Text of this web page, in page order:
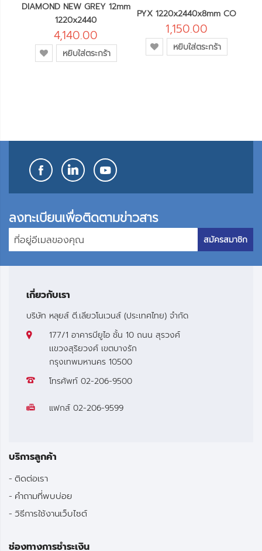
DIAMOND NEW GREY 12mm
1220x2440
4,140.00
เพิ่ม
หยิบใส่ตระกร้า
PYX 1220x2440x8mm CO
1,150.00
เพิ่ม
หยิบใส่ตระกร้า
ลงทะเบียนเพื่อติดตามข่าวสาร
สมัครสมาชิก
เกี่ยวกับเรา
บริษัท หลุยส์ ตี.เลียวโนเวนส์ (ประเทศไทย) จำกัด
177/1 อาคารบียูไอ ชั้น 10 ถนน สุรวงศ์
เเขวงสุริยวงศ์ เขตบางรัก
กรุงเทพมหานคร 10500
โทรศัพท์ 02-206-9500
แฟกส์ 02-206-9599
บริการลูกค้า
ติดต่อเรา
คำถามที่พบบ่อย
วิธีการใช้งานเว็บไซต์
ช่องทางการชำระเงิน